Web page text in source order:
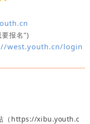
报名”)
west.youth.cn/login
（https://xibu.youth.c